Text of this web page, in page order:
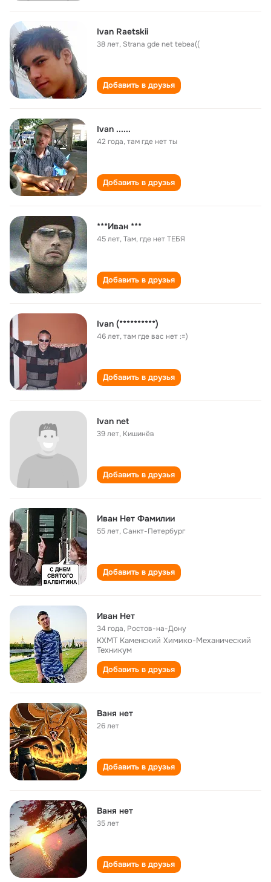
Ivan Raetskii
38 лет, Strana gde net tebea((
Добавить в друзья
Ivan ......
42 года,там где нет ты
Добавить в друзья
***Иван ***
45 лет,Там, где нет ТЕБЯ
Добавить в друзья
Ivan (**********)
46 лет,там где вас нет :=)
Добавить в друзья
Ivan net
39 лет, Кишинёв
Добавить в друзья
Иван Нет Фамилии
55 лет,Санкт-Петербург
Добавить в друзья
Иван Нет
34 года, Ростов-на-Дону
КХМТ Каменский Химико-Механический
Техникум
Добавить в друзья
Ваня нет
26 лет
Добавить в друзья
Ваня нет
35 лет
Добавить в друзья